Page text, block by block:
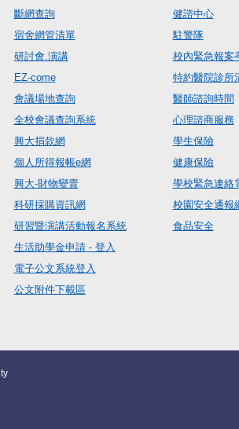
斷網查詢
宿舍網管清單
研討會.演講
EZ-come
會議場地查詢
全校會議查詢系統
興大捐款網
個人所得報帳e網
興大-財物變賣
科研採購資訊網
研習暨演講活動報名系統
生活助學金申請 - 登入
電子公文系統登入
公文附件下載區
健諮中心
駐警隊
校內緊急報案
特約醫院診所
醫師諮詢時間
心理諮商服務
學生保險
健康保險
學校緊急連絡
校園安全通報
食品安全